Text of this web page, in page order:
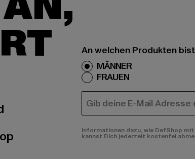
An welchen Produkten
MÄNNER
FRAUEN
E-MAIL
Informationen dazu, wie DefShop
kannst Dich jederzeit kostenfei